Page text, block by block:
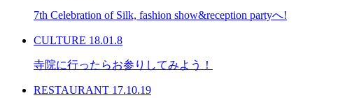
7th Celebration of Silk, fashion show&reception partyへ!
CULTURE 18.01.8
寺院に行ったらお参りしてみよう！
RESTAURANT 17.10.19